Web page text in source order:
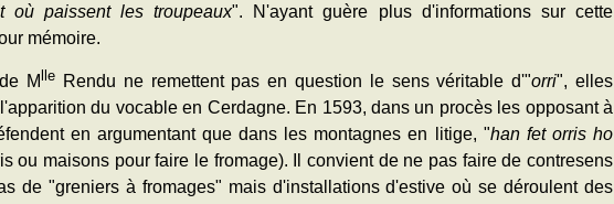
où paissent les troupeaux". N'ayant guère plus d'informations sur cette
mémoire.
M lle Rendu ne remettent pas en question le sens véritable d'"orri", elles
du vocable en Cerdagne. En 1593, dans un procès les opposant à
en argumentant que dans les montagnes en litige, "han fet orris ho
ou maisons pour faire le fromage). Il convient de ne pas faire de contresens
de "greniers à fromages" mais d'installations d'estive où se déroulent des